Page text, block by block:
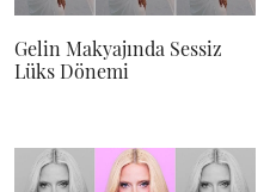
Gelin Makyajında Sessiz
Lüks Dönemi